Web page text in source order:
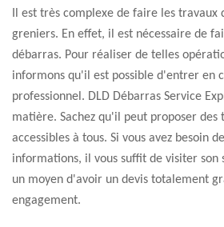
Il est très complexe de faire les travaux
greniers. En effet, il est nécessaire de
débarras. Pour réaliser de telles
informons qu'il est possible d'entrer en
professionnel. DLD Débarras Service
matière. Sachez qu'il peut proposer
accessibles à tous. Si vous avez besoin
informations, il vous suffit de visiter son
un moyen d'avoir un devis totalement
engagement.